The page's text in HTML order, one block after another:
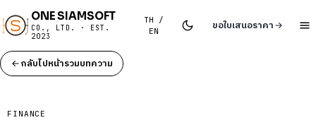
ONE SIAMSOFT
CO., LTD. · EST.
2023
TH /
EN
ขอใบเสนอราคา
กลับไปหน้ารวมบทความ
FINANCE